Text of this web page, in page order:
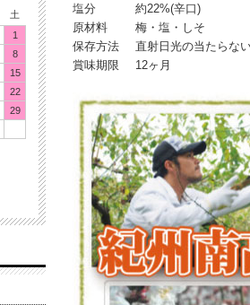
塩分
約22%(辛口)
原材料
梅・塩・しそ
保存方法
直射日光の当たらな
賞味期限
12ヶ月
土
1
8
15
22
29